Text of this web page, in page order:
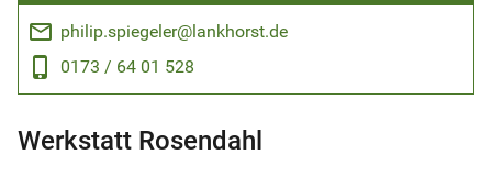
email philip.spiegeler@lankhorst.de
phone_android 0173 / 64 01 528
Werkstatt Rosendahl